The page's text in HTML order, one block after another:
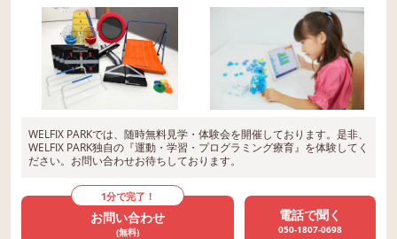
WELFIX PARKでは、随時無料見学・体験会を開催しております。是非、
WELFIX PARK独自の『運動・学習・プログラミング療育』を体験してく
ださい。お問い合わせお待ちしております。
1分で完了！
お問い合わせ
(無料)
電話で聞く
050-1807-0698